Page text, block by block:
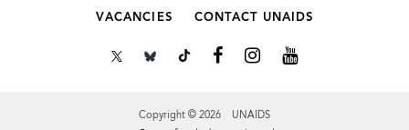
VACANCIES CONTACT UNAIDS
Copyright © 2026 UNAIDS